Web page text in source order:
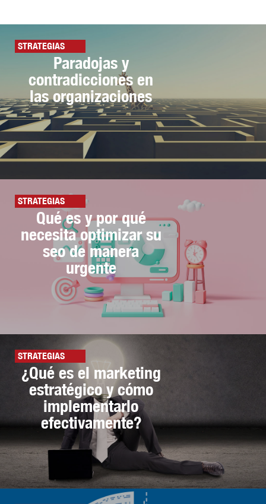
STRATEGIAS
Paradojas y
contradicciones en
las organizaciones
STRATEGIAS
Qué es y por qué
necesita optimizar su
seo de manera
urgente
STRATEGIAS
¿Qué es el marketing
estratégico y cómo
implementarlo
efectivamente?